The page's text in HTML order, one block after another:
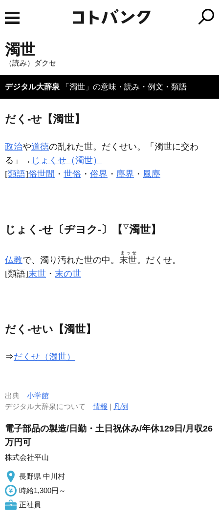
濁世
（読み）ダクセ
デジタル大辞泉 「濁世」の意味・読み・例文・類語
だく‐せ【濁世】
政治や道徳の乱れた世。だくせい。「 濁世に交わ
る」→ じょくせ（濁世）
[類語]俗世間 ・ 世俗 ・ 俗界 ・ 塵界 ・ 風塵
じょく‐せ〔ヂヨク‐〕【 ▽濁世】
仏教で、濁り汚れた世の中。 末世
まっせ
。だくせ。
[類語]末世 ・ 末の世
だく‐せい【濁世】
⇒だくせ（濁世）
出典 小学館
デジタル大辞泉について情報 | 凡例
電子部品の製造/日勤・土日祝休み/年休129日/月収26
万円可
株式会社平山
長野県 中川村
時給1,300円～
正社員